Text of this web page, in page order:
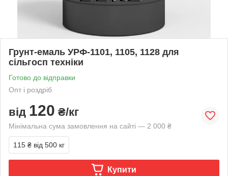
Грунт-емаль УРФ-1101, 1105, 1128 для
сільгосп техніки
Готово до відправки
Опт і роздріб
від 120 ₴/кг
Мінімальна сума замовлення на сайті — 2 000 ₴
115 ₴ від 500 кг
Купити